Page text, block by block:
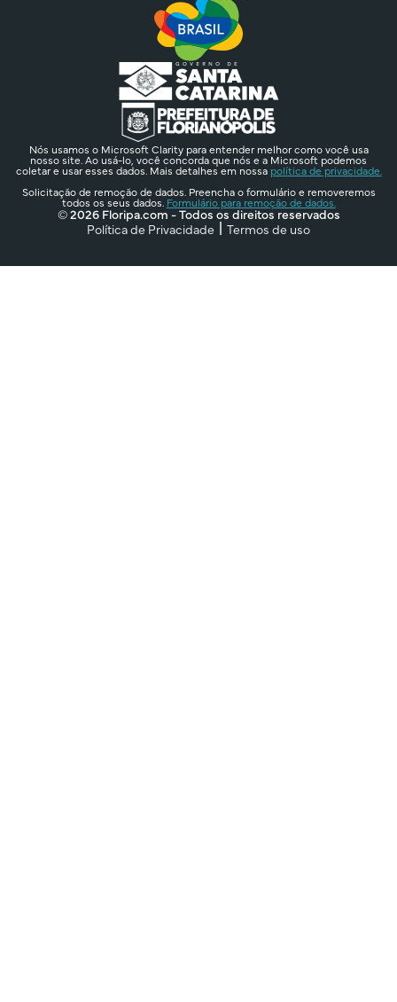
Nós usamos o Microsoft Clarity para entender melhor como você usa
nosso site. Ao usá-lo, você concorda que nós e a Microsoft podemos
coletar e usar esses dados. Mais detalhes em nossa política de privacidade.
Solicitação de remoção de dados. Preencha o formulário e removeremos
todos os seus dados. Formulário para remoção de dados.
© 2026 Floripa.com - Todos os direitos reservados
Política de Privacidade
Termos de uso